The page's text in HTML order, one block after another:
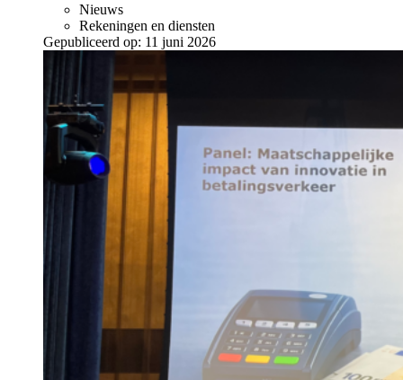
Nieuws
Rekeningen en diensten
Gepubliceerd op: 11 juni 2026